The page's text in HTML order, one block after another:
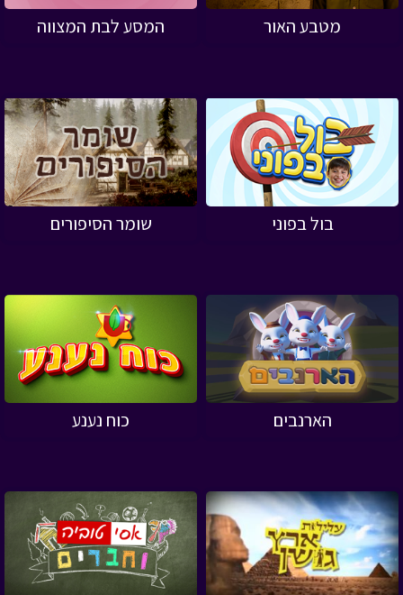
מטבע האור המסע לבת המצווה
בול בפוני שומר הסיפורים
הארנבים כוח נענע